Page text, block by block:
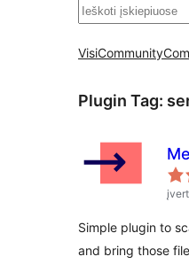
Paieška
VisiCommunity
Plugin Tag:
Simple plugin to
and bring those